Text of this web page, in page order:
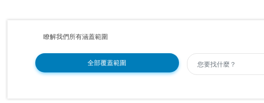
瞭解我們所有涵蓋範圍
全部覆蓋範圍